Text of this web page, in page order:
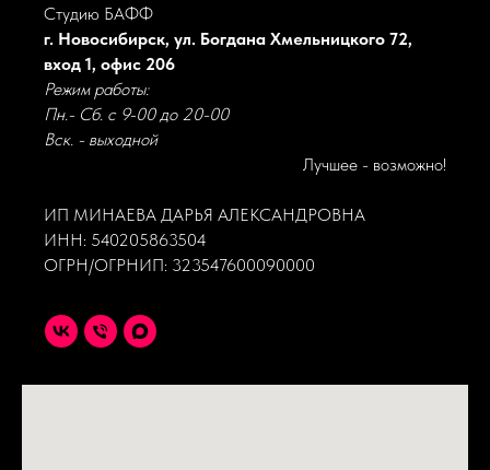
Студию БАФФ
г. Новосибирск, ул. Богдана Хмельницкого 72,
вход 1, офис 206
Режим работы:
Пн.- Сб. с 9-00 до 20-00
Вск. - выходной
Лучшее - возможно!
ИП МИНАЕВА ДАРЬЯ АЛЕКСАНДРОВНА
ИНН: 540205863504
ОГРН/ОГРНИП: 323547600090000